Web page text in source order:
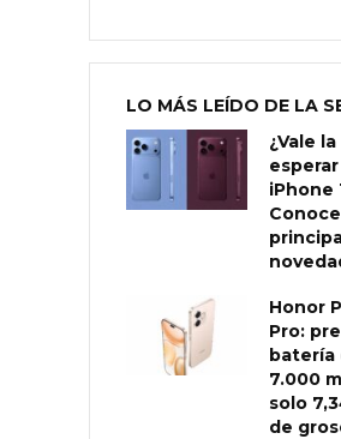
LO MÁS LEÍDO DE LA
¿Vale
iPhone
Honor
Pro:
batería
7.000
solo
de